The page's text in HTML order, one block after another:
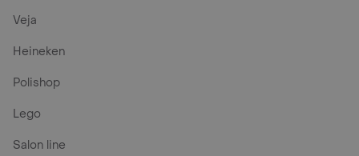
Veja
Heineken
Polishop
Lego
Salon line